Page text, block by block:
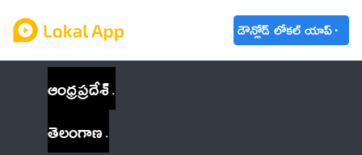
డౌన్లోడ్ లోకల్ యాప్
ఆంధ్రప్రదేశ్
తెలంగాణ